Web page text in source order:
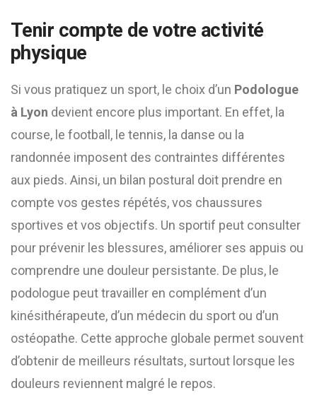
Tenir compte de votre activité
physique
Si vous pratiquez un sport, le choix d’un Podologue
à Lyon devient encore plus important. En effet, la
course, le football, le tennis, la danse ou la
randonnée imposent des contraintes différentes
aux pieds. Ainsi, un bilan postural doit prendre en
compte vos gestes répétés, vos chaussures
sportives et vos objectifs. Un sportif peut consulter
pour prévenir les blessures, améliorer ses appuis ou
comprendre une douleur persistante. De plus, le
podologue peut travailler en complément d’un
kinésithérapeute, d’un médecin du sport ou d’un
ostéopathe. Cette approche globale permet souvent
d’obtenir de meilleurs résultats, surtout lorsque les
douleurs reviennent malgré le repos.